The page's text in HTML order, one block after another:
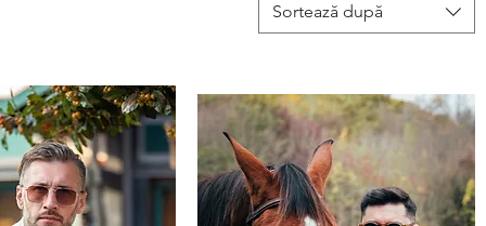
Sortează după